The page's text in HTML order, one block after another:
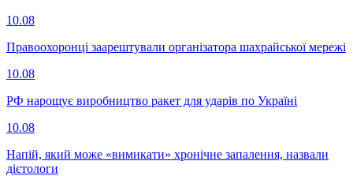
10.08
Правоохоронці заарештували організатора шахрайської мережі
10.08
РФ нарощує виробництво ракет для ударів по Україні
10.08
Напій, який може «вимикати» хронічне запалення, назвали
дієтологи